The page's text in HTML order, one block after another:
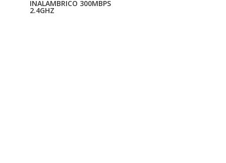
INALAMBRICO 300MBPS
2.4GHZ